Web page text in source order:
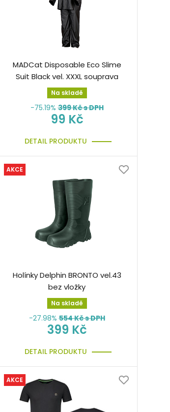
MADCat Disposable Eco Slime
Suit Black vel. XXXL souprava
Na skladě
-75.19% 399Kč s DPH
99 Kč
DETAIL PRODUKTU
AKCE
Holínky Delphin BRONTO vel.43
bez vložky
Na skladě
-27.98% 554Kč s DPH
399 Kč
DETAIL PRODUKTU
AKCE